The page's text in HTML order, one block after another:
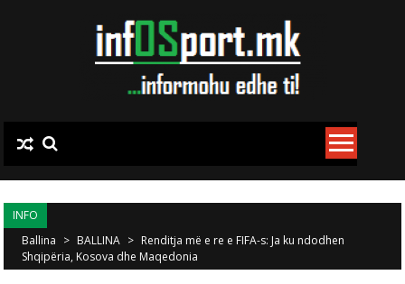
INFO
Ballina > BALLINA > Renditja më e re e FIFA-s: Ja ku ndodhen
Shqipëria, Kosova dhe Maqedonia